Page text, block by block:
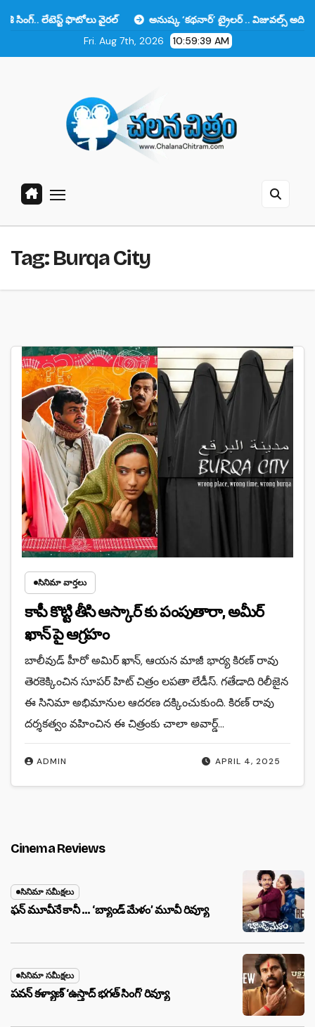
ఫొటోలు వైరల్
అనుష్క ‘కథనార్’ ట్రైలర్ .. విజువల్స్ అదిరిపోయాయి
Fri. Aug 7th, 2026
10:59:40 AM
Tag:Burqa City
సినిమా వార్తలు
కాపీ కొట్టి తీసి ఆస్కార్ కు పంపుతారా, అమీర్
ఖాన్ పై ఆగ్రహం
APRIL 4, 2025
ADMIN
బాలీవుడ్ హీరో అమిర్ ఖాన్, ఆయన మాజీ భార్య కిరణ్ రావు
తెరకెక్కించిన సూపర్ హిట్ చిత్రం లపతా లేడీస్. గతేడాది రిలీజైన
ఈ సినిమా అభిమానుల ఆదరణ దక్కించుకుంది. కిరణ్ రావు
దర్శకత్వం వహించిన ఈ చిత్రంకు చాలా అవార్డ్…
Cinema Reviews
సినిమా సమీక్షలు
ఫన్ మూవీనే కానీ … ‘బ్యాండ్‌ మేళం’ మూవీ రివ్యూ
సినిమా సమీక్షలు
పవన్ కళ్యాణ్ ‘ఉస్తాద్ భ‌గ‌త్ సింగ్’ రివ్యూ